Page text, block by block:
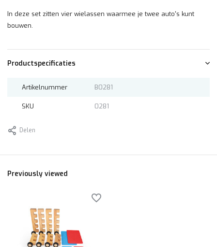
In deze set zitten vier wielassen waarmee je twee auto's kunt
bouwen.
Productspecificaties
Artikelnummer B0281
SKU 0281
Delen
Previously viewed